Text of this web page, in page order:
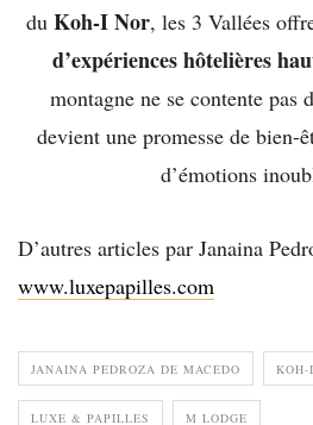
du Koh-I Nor, les 3 Vallées
d’expériences hôtelières
montagne ne se contente pas
devient une promesse de bien-
d’émotions
D’autres articles par Janaina
www.luxepapilles.com
JANAINA PEDROZA DE MACEDO KOH-
LUXE & PAPILLES M LODGE